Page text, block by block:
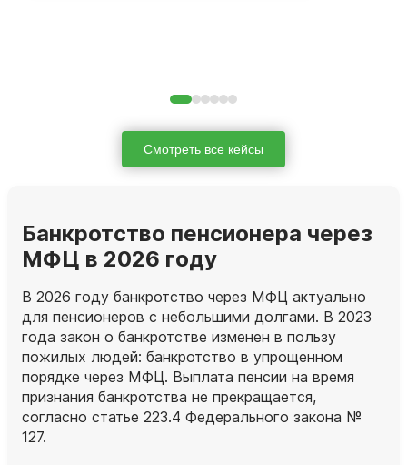
Смотреть все кейсы
Банкротство пенсионера через
МФЦ в 2026 году
В 2026 году банкротство через МФЦ актуально
для пенсионеров с небольшими долгами. В 2023
года закон о банкротстве изменен в пользу
пожилых людей: банкротство в упрощенном
порядке через МФЦ. Выплата пенсии на время
признания банкротства не прекращается,
согласно статье 223.4 Федерального закона №
127.